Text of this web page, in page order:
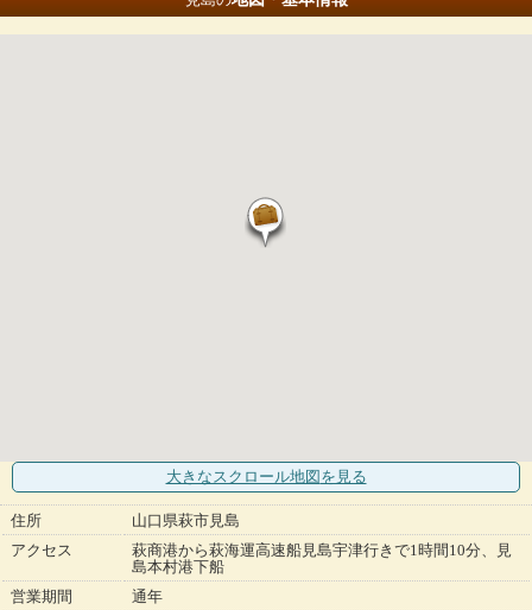
大きなスクロール地図 を見る
住所
山口県萩市見島
アクセス
萩商港から萩海運高速船見島宇津行きで1時間10分、見
島本村港下船
営業期間
通年